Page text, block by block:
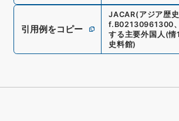
引用例をコピー
JACAR(アジア歴
f. B02130961300、
する主要外国人 (情
史料館)